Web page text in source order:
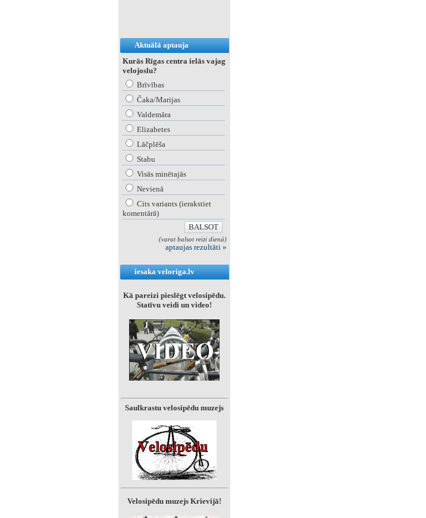
Aktuālā aptauja
Kurās Rīgas centra ielās vajag
velojoslu?
Brīvības
Čaka/Marijas
Valdemāra
Elizabetes
Lāčplēša
Stabu
Visās minētajās
Nevienā
Cits variants (ierakstiet
komentārā)
(varat balsot reizi dienā)
aptaujas rezultāti »
iesaka veloriga.lv
Kā pareizi pieslēgt velosipēdu.
Statīvu veidi un video!
Saulkrastu velosipēdu muzejs
Velosipēdu muzejs Krievijā!